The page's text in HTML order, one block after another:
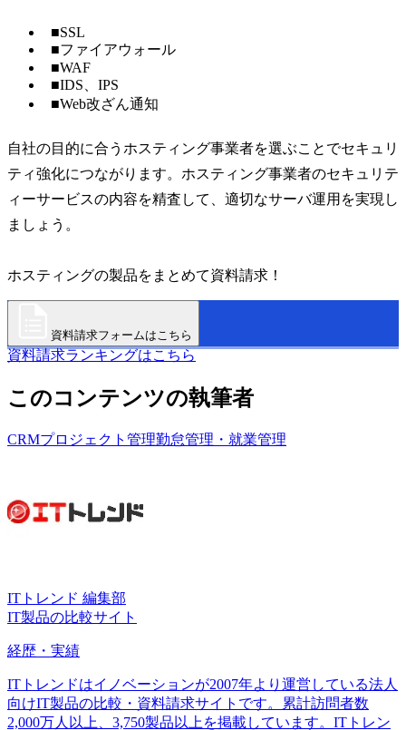
■SSL
■ファイアウォール
■WAF
■IDS、IPS
■Web改ざん通知
自社の目的に合うホスティング事業者を選ぶことでセキュリ
ティ強化につながります。ホスティング事業者のセキュリテ
ィーサービスの内容を精査して、適切なサーバ運用を実現し
ましょう。
ホスティングの製品をまとめて資料請求！
資料請求フォームはこちら
資料請求ランキングはこちら
このコンテンツの執筆者
CRMプロジェクト管理勤怠管理・就業管理
ITトレンド 編集部
IT製品の比較サイト
経歴・実績
ITトレンドはイノベーションが2007年より運営している法人
向けIT製品の比較・資料請求サイトです。累計訪問者数
2,000万人以上、3,750製品以上を掲載しています。ITトレン